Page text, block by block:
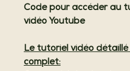
Code pour accéder au
vidéo Youtube
Le tutoriel vidéo
complet: